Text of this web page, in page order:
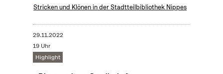
Stricken und Klönen in der Stadtteilbibliothek Nippes
29.11.2022
19 Uhr
Highlight